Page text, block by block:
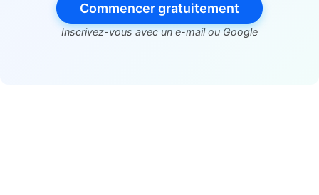
Commencer gratuitement
Inscrivez-vous avec un e-mail ou Google